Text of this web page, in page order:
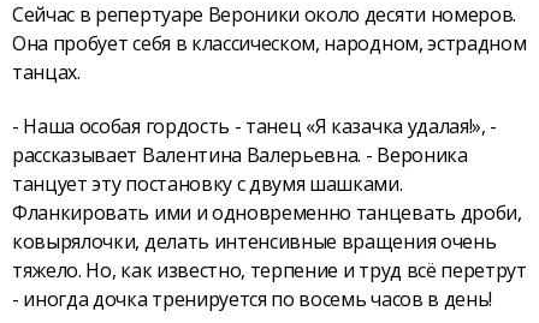
Сейчас в репертуаре Вероники около десяти номеров.
Она пробует себя в классическом, народном, эстрадном
танцах.
- Наша особая гордость - танец «Я казачка удалая!», -
рассказывает Валентина Валерьевна. - Вероника
танцует эту постановку с двумя шашками.
Фланкировать ими и одновременно танцевать дроби,
ковырялочки, делать интенсивные вращения очень
тяжело. Но, как известно, терпение и труд всё перетрут
- иногда дочка тренируется по восемь часов в день!